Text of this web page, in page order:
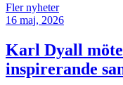
Fler nyheter
16 maj, 2026
Karl Dyall
inspirerande